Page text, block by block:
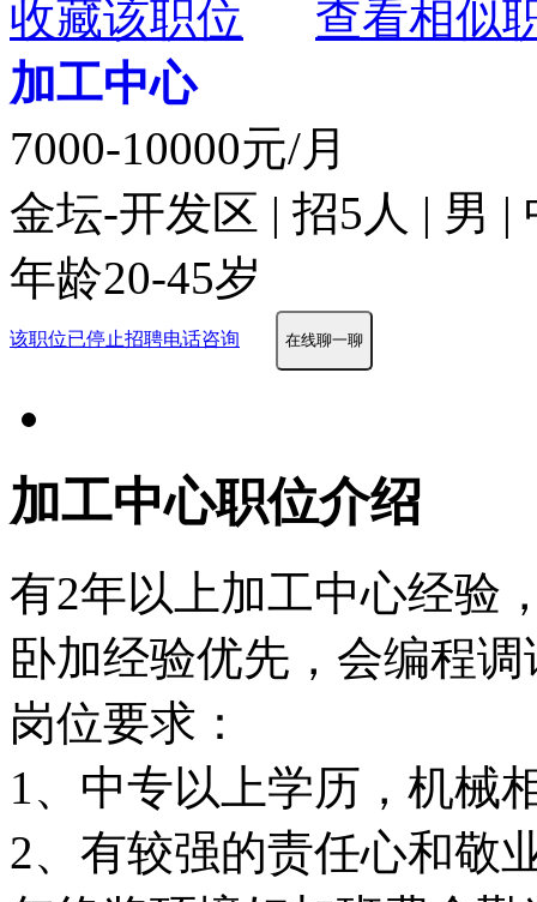
收藏该职位
查看相似
加工中心
7000-10000元/月
金坛-开发区 | 招5人 | 男
年龄20-45岁
该职位已停止招聘电话咨询 在线聊一聊
加工中心职位介绍
有2年以上加工中心经验
卧加经验优先，会编程
岗位要求：
1、中专以上学历，机械